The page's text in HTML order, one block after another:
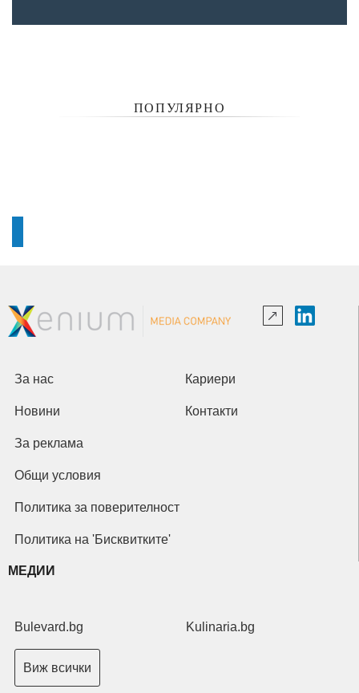
ПОПУЛЯРНО
За нас Кариери
Новини Контакти
За реклама
Общи условия
Политика за поверителност
Политика на 'Бисквитките'
МЕДИИ
Bulevard.bg Kulinaria.bg
Виж всички